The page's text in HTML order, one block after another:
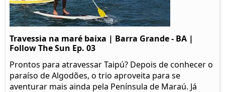
Travessia na maré baixa | Barra Grande - BA |
Follow The Sun Ep. 03
Prontos para atravessar Taipú? Depois de conhecer o
paraíso de Algodões, o trio aproveita para se
aventurar mais ainda pela Península de Maraú. Já